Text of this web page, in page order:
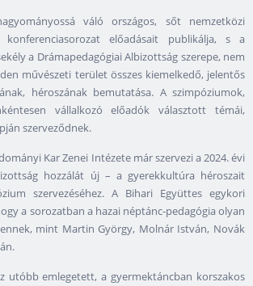
váló országos, sőt nemzetközi
konferenciasorozat előadásait publikálja, s a
a Drámapedagógiai Albizottság szerepe, nem
művészeti terület összes kiemelkedő, jelentős
héroszának bemutatása. A szimpóziumok,
vállalkozó előadók választott témái,
szerveződnek.
Kar Zenei Intézete már szervezi a 2024. évi
hozzálát új – a gyerekkultúra héroszait
szervezéséhez. A Bihari Együttes egykori
a sorozatban a hazai néptánc-pedagógia olyan
mint Martin György, Molnár István, Novák
utóbb emlegetett, a gyermektáncban korszakos